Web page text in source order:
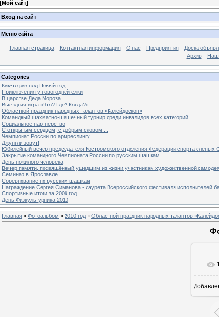
[Мой сайт]
Вход на сайт
Меню сайта
Главная страница Контактная информация О нас Предприятия
Доска
Архив
Categories
Как-то раз под Новый год
Приключения у новогодней елки
В царстве Деда Мороза
Выездная игра «Что? Где? Когда?»
Областной праздник народных талантов «Калейдоскоп»
Командный шахматно-шашечный турнир среди инвалидов всех категорий
Социальное партнерство
С открытым сердцем, с добрым словом ...
Чемпионат России по армреслингу
Джунгли зовут!
Юбилейный вечер председателя Костромского отделения Федерации спорта слепых
Закрытие командного Чемпионата России по русским шашкам
День пожилого человека
Вечер памяти, посвящённый ушедшим из жизни участникам художественной
Семинар в Ярославле
Соревнование по русским шашкам
Награждение Сергея Симанова - лаурета Всероссийского фестиваля исполнителей
Спортивные итоги за 2009 год
День Физкультурника 2010
Главная » Фотоальбом » 2010 год » Областной праздник народных талантов